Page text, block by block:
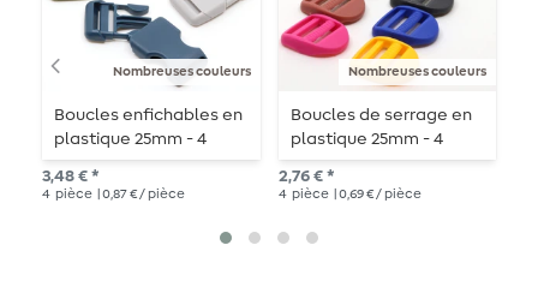
Nombreuses couleurs
Boucles enfichables en
plastique 25mm - 4
pièces
3,48 € *
4 pièce | 0,87 € / pièce
Nombreuses couleurs
Boucles de serrage en
plastique 25mm - 4
pièces
2,76 € *
4 pièce | 0,69 € / pièce